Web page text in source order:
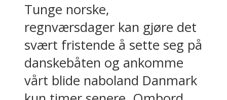
Tunge norske,
regnværsdager kan gjøre det
svært fristende å sette seg på
danskebåten og ankomme
vårt blide naboland Danmark